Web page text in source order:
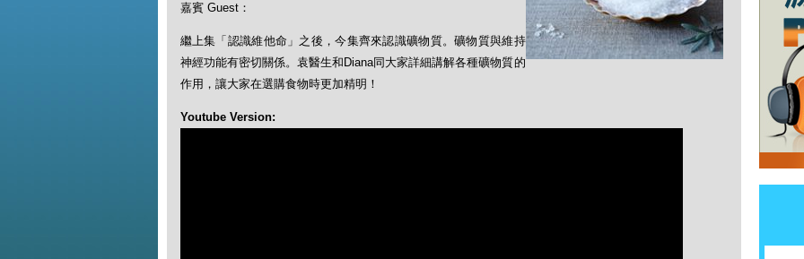
嘉賓 Guest：
繼上集「認識維他命」之後，今集齊來認識礦物質。礦物質與維持
神經功能有密切關係。袁醫生和Diana同大家詳細講解各種礦物質的
作用，讓大家在選購食物時更加精明！
Youtube Version: